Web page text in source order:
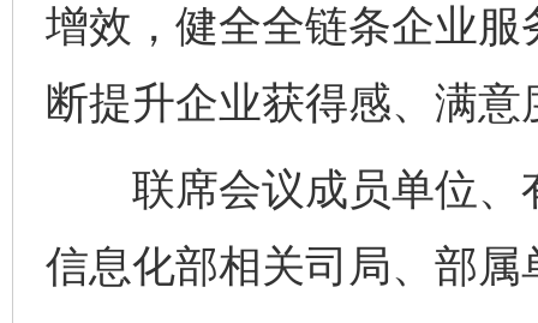
增效，健全全链条企业
断提升企业获得感、满意
联席会议成员单位、
信息化部相关司局、部
完善运行机制助力责任有效落实 一纸欠